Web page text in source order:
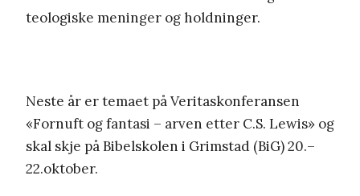
teologiske meninger og holdninger.
Neste år er temaet på Veritaskonferansen
«Fornuft og fantasi – arven etter C.S. Lewis» og
skal skje på Bibelskolen i Grimstad (BiG) 20.–
22.oktober.